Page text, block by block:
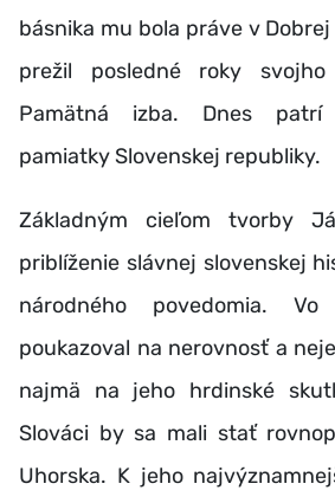
básnika mu bola práve v
prežil posledné roky svojho
Pamätná izba. Dnes
pamiatky Slovenskej republiky.
Základným cieľom tvorby
priblíženie slávnej slovenskej
národného povedomia.
poukazoval na nerovnosť a
najmä na jeho hrdinské
Slováci by sa mali stať
Uhorska. K jeho